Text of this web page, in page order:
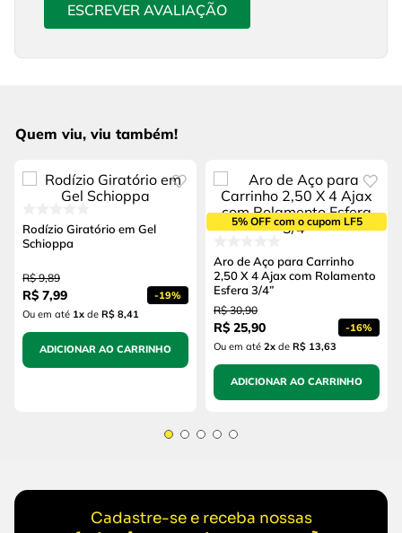
ESCREVER AVALIAÇÃO
Quem viu, viu também!
Rodízio Giratório em Gel
Schioppa
R$ 9,89
R$ 7,99 -19%
Ou em até 1x de R$ 8,41
ADICIONAR AO CARRINHO
5% OFF com o cupom LF5
Aro de Aço para Carrinho
2,50 X 4 Ajax com Rolamento
Esfera 3/4”
R$ 30,90
R$ 25,90 -16%
Ou em até 2x de R$ 13,63
ADICIONAR AO CARRINHO
Cadastre-se e receba nossas